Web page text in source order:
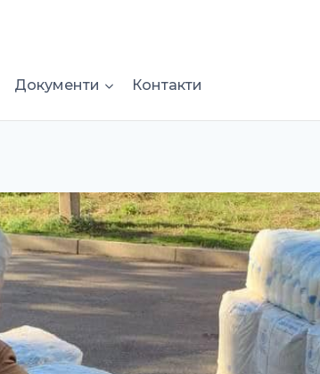
Документи Контакти